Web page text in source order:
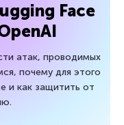
Face
атак, проводимых
почему для этого
и как защитить от